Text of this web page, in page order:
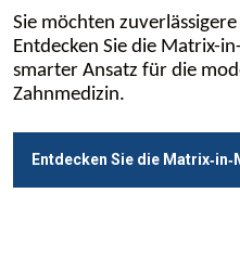
Sie möchten
Entdecken Sie die Matrix-
smarter Ansatz für die
Zahnmedizin.
Entdecken Sie die